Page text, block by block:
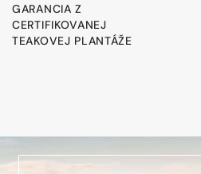
GARANCIA Z
CERTIFIKOVANEJ
TEAKOVEJ PLANTÁŽE